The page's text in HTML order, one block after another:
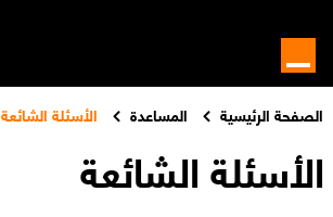
الصفحة الرئيسية المساعدة الأسئلة الشائعة
الأسئلة الشائعة